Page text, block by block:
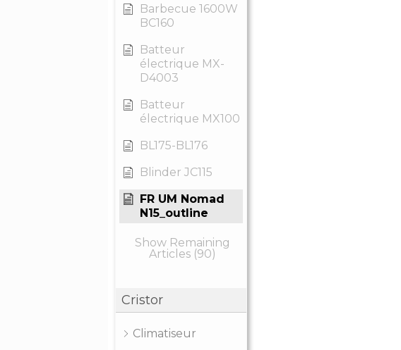
Barbecue 1600W
BC160
Batteur
électrique MX-
D4003
Batteur
électrique MX100
BL175-BL176
Blinder JC115
FR UM Nomad
N15_outline
Show Remaining
Articles (90)
Cristor
Climatiseur